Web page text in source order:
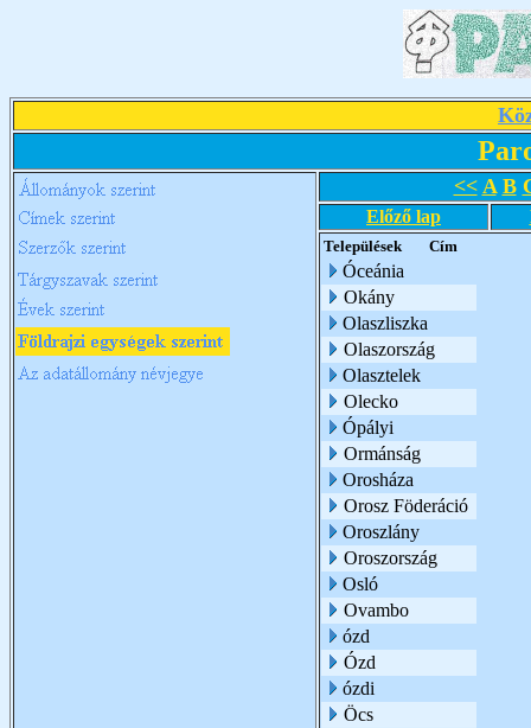
<< A B
Előző lap
Települések Cím
Óceánia
Okány
Olaszliszka
Olaszország
Olasztelek
Olecko
Ópályi
Ormánság
Orosháza
Orosz Föderáció
Oroszlány
Oroszország
Osló
Ovambo
ózd
Ózd
ózdi
Öcs